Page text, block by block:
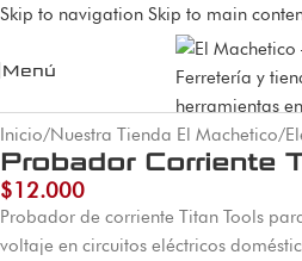
Skip to navigation Skip to main
Menú
Inicio/Nuestra Tienda El Machetico/
Probador Corriente
$12.000
Probador de corriente Titan Tools
voltaje en circuitos eléctricos